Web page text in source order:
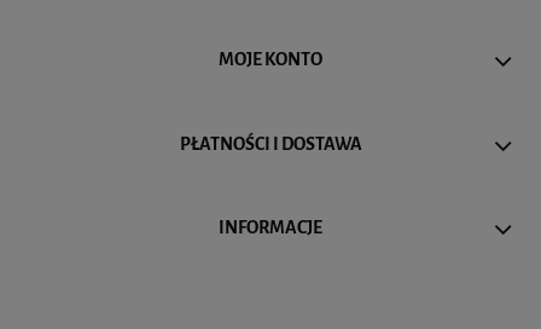
MOJE KONTO
PŁATNOŚCI I DOSTAWA
INFORMACJE